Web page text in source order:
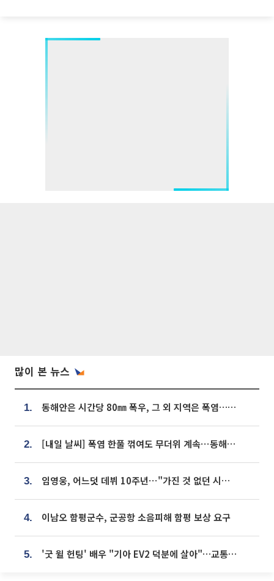
많이 본 뉴스
1. 동해안은 시간당 80㎜ 폭우, 그 외 지역은 폭염…‘극과 극 날씨’
2. [내일 날씨] 폭염 한풀 꺾여도 무더위 계속⋯동해안 이틀 연속 비
3. 임영웅, 어느덧 데뷔 10주년⋯"가진 것 없던 시절, 내 앞엔 20명의 팬뿐"
4. 이남오 함평군수, 군공항 소음피해 함평 보상 요구
5. '굿 윌 헌팅' 배우 "기아 EV2 덕분에 살아"…교통사고 후 안전성 극찬